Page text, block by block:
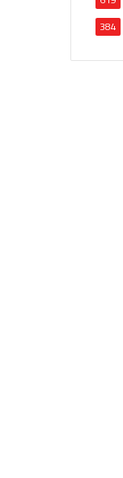
384